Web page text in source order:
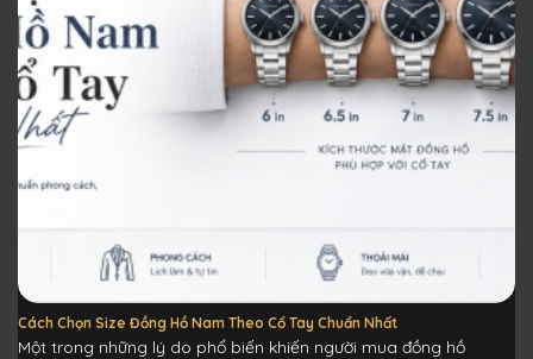
Cách Chọn Size Đồng Hồ Nam Theo Cổ Tay Chuẩn Nhất
Một trong những lý do phổ biến khiến người mua đồng hồ